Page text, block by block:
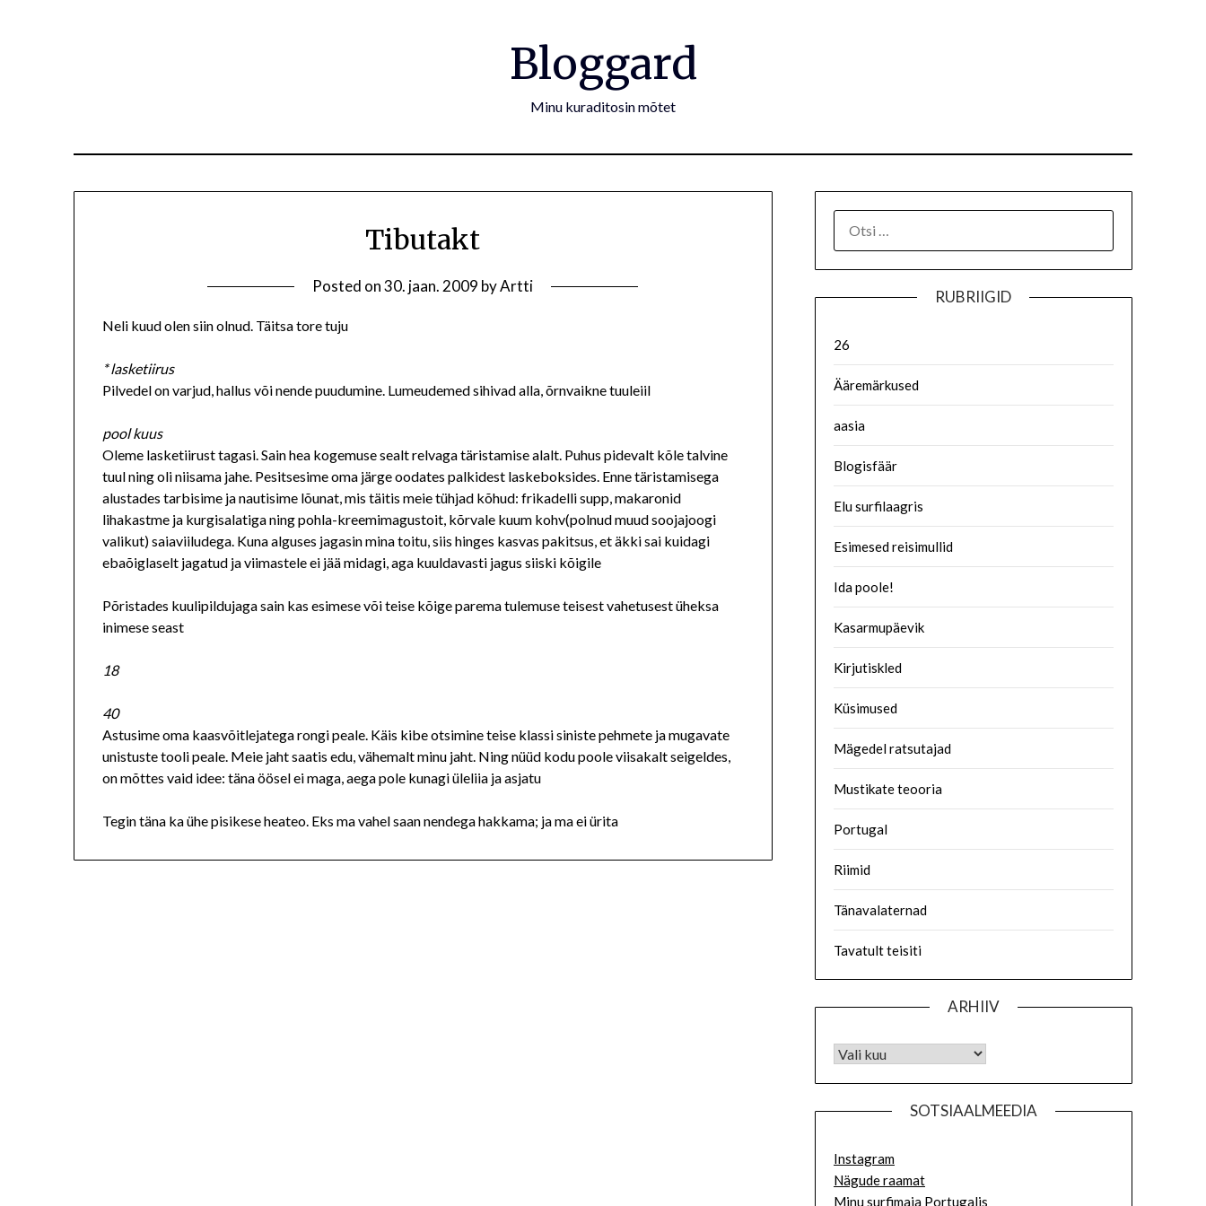
Bloggard
Minu kuraditosin mõtet
Tibutakt
Posted on30. jaan. 2009 byArtti
Neli kuud olen siin olnud. Täitsa tore tuju
* lasketiirus
Pilvedel on varjud, hallus või nende puudumine. Lumeudemed sihivad alla, õrnvaikne tuuleiil
pool kuus
Oleme lasketiirust tagasi. Sain hea kogemuse sealt relvaga täristamise alalt. Puhus pidevalt kõle talvine
tuul ning oli niisama jahe. Pesitsesime oma järge oodates palkidest laskeboksides. Enne täristamisega
alustades tarbisime ja nautisime lõunat, mis täitis meie tühjad kõhud: frikadelli supp, makaronid
lihakastme ja kurgisalatiga ning pohla-kreemimagustoit, kõrvale kuum kohv(polnud muud soojajoogi
valikut) saiaviiludega. Kuna alguses jagasin mina toitu, siis hinges kasvas pakitsus, et äkki sai kuidagi
ebaõiglaselt jagatud ja viimastele ei jää midagi, aga kuuldavasti jagus siiski kõigile
Põristades kuulipildujaga sain kas esimese või teise kõige parema tulemuse teisest vahetusest üheksa
inimese seast
18
40
Astusime oma kaasvõitlejatega rongi peale. Käis kibe otsimine teise klassi siniste pehmete ja mugavate
unistuste tooli peale. Meie jaht saatis edu, vähemalt minu jaht. Ning nüüd kodu poole viisakalt seigeldes,
on mõttes vaid idee: täna öösel ei maga, aega pole kunagi üleliia ja asjatu
Tegin täna ka ühe pisikese heateo. Eks ma vahel saan nendega hakkama; ja ma ei ürita
RUBRIIGID
26
Ääremärkused
aasia
Blogisfäär
Elu surfilaagris
Esimesed reisimullid
Ida poole!
Kasarmupäevik
Kirjutiskled
Küsimused
Mägedel ratsutajad
Mustikate teooria
Portugal
Riimid
Tänavalaternad
Tavatult teisiti
ARHIIV
SOTSIAALMEEDIA
Instagram
Nägude raamat
Minu surfimaja Portugalis